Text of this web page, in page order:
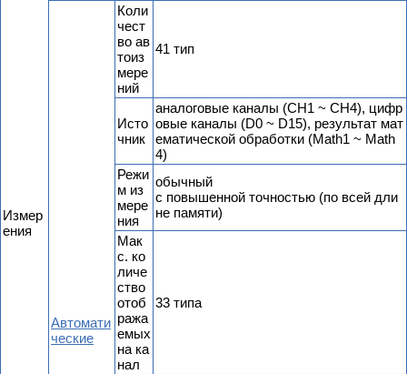
Измер
ения
Автомати
ческие
Коли
чест
во ав
тоиз
мере
ний
41 тип
Исто
чник
аналоговые каналы (CH1 ~ CH4), цифр
овые каналы (D0 ~ D15), результат мат
ематической обработки (Math1 ~ Math
4)
Режи
м из
мере
ния
обычный
с повышенной точностью (по всей дли
не памяти)
Мак
с. ко
личе
ство
отоб
ража
емых
на ка
нал
33 типа